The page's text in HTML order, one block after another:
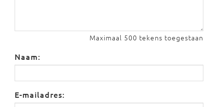
Maximaal 500 tekens toegestaan
Naam:
E-mailadres: